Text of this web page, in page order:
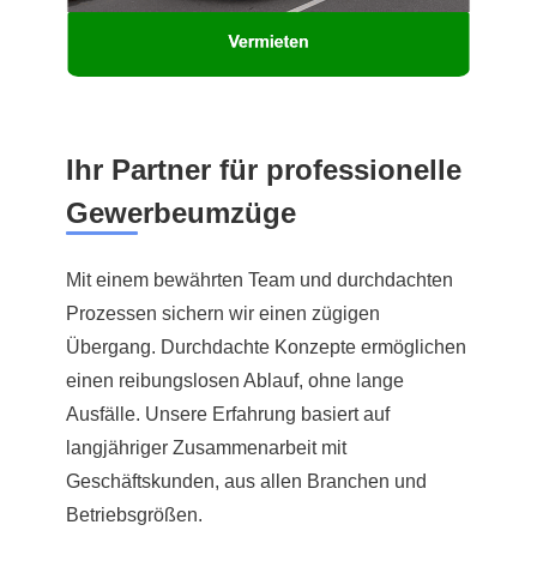
Ihr Partner für professionelle
Gewerbeumzüge
Mit einem bewährten Team und durchdachten
Prozessen sichern wir einen zügigen
Übergang. Durchdachte Konzepte ermöglichen
einen reibungslosen Ablauf, ohne lange
Ausfälle. Unsere Erfahrung basiert auf
langjähriger Zusammenarbeit mit
Geschäftskunden, aus allen Branchen und
Betriebsgrößen.